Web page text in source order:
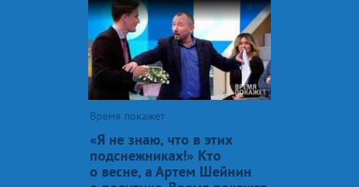
Время покажет
«Я не знаю, что в этих
подснежниках!» Кто
о весне, а Артем Шейнин